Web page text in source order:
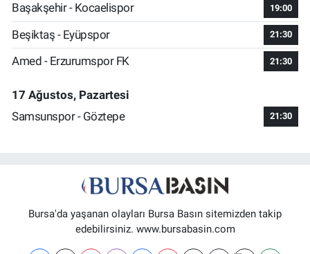
Başakşehir - Kocaelispor
19:00
Beşiktaş - Eyüpspor 21:30
Amed - Erzurumspor FK 21:30
17 Ağustos, Pazartesi
Samsunspor - Göztepe
21:30
Bursa'da yaşanan olayları Bursa Basın sitemizden takip
edebilirsiniz. www.bursabasin.com